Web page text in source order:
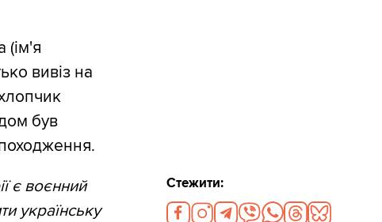
(ім'я
вивіз на
був
є воєнний
українську
Стежити: